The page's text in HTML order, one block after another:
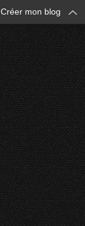
Créer mon blog